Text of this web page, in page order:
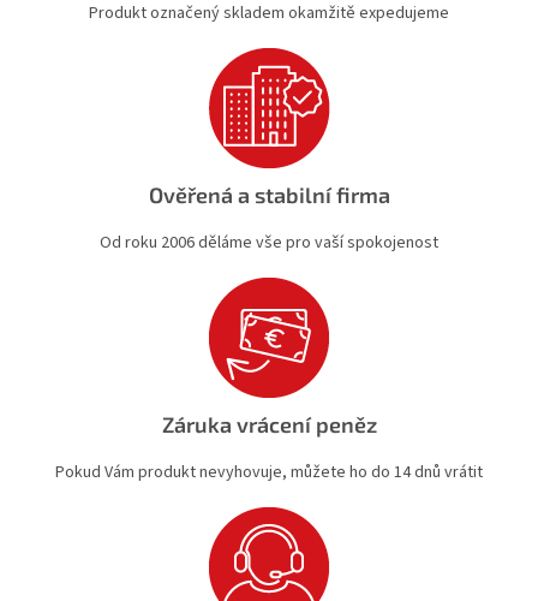
Produkt označený skladem okamžitě expedujeme
Ověřená a stabilní firma
Od roku 2006 děláme vše pro vaší spokojenost
Záruka vrácení peněz
Pokud Vám produkt nevyhovuje, můžete ho do 14 dnů vrátit